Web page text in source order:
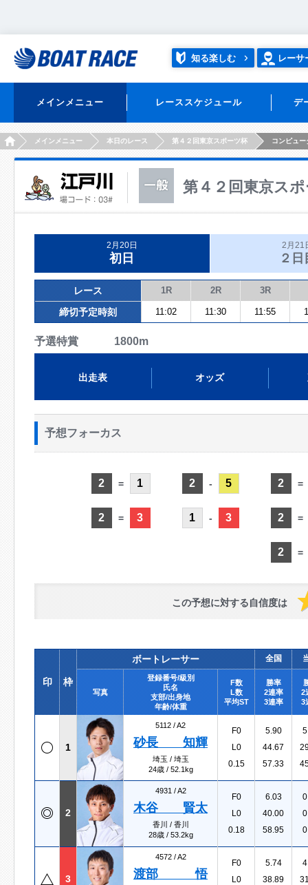
知る楽しむ レーサ
メインメニュー レーススケジュール デ
HOMEメインメニュー 本日のレース 第４２回東京スポーツ杯 コンピュー
第４２回東京ス
2月20日
初日
2月21
２日
レース 1R 2R 3R
締切予定時刻 11:02 11:30 11:55
予選特賞 1800m
出走表 オッズ
予想フォーカス
2 = 1
2 = 3
2 - 5
1 - 3
2 =
2 =
2 =
この予想に対する自信度は
印 枠
ボートレーサー 全国
写真
登録番号/級別
氏名
支部/出身地
年齢/体重
F数
L数
平均ST
勝率
2連率
3連率
2
3
1
5112 /A2
砂長 知輝
埼玉 / 埼玉
24歳 / 52.1kg
F0
L0
0.15
5.90
44.67
57.33
2
4931 /A2
木谷 賢太
香川 / 香川
28歳 / 53.2kg
F0
L0
0.18
6.03
40.00
58.95
3
4572 /A2
渡部 悟
F0
L0
5.74
38.89